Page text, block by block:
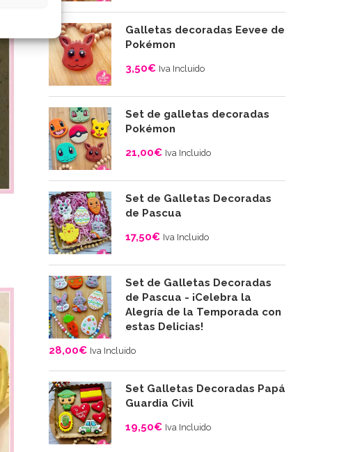
Galletas decoradas Eevee de
Pokémon
3,50€ Iva Incluido
Set de galletas decoradas
Pokémon
21,00€ Iva Incluido
Set de Galletas Decoradas
de Pascua
17,50€ Iva Incluido
Set de Galletas Decoradas
de Pascua - ¡Celebra la
Alegría de la Temporada con
estas Delicias!
28,00€ Iva Incluido
Set Galletas Decoradas Papá
Guardia Civil
19,50€ Iva Incluido